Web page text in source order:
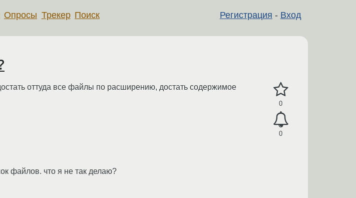
Регистрация - Вход
Опросы Трекер Поиск
0
0
оттуда все файлы по расширению, достать содержимое
файлов. что я не так делаю?